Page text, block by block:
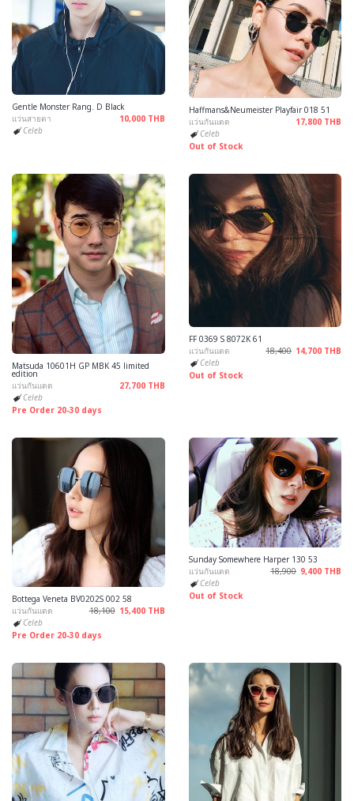
Gentle Monster Rang. D Black
แว่นสายตา
10,000 THB
Celeb
Haffmans&Neumeister Playfair 018 51
แว่นกันแดด
17,800 THB
Celeb
Out of Stock
Matsuda 10601H GP MBK 45 limited
edition
แว่นกันแดด
27,700 THB
Celeb
Pre Order 20-30 days
FF 0369 S 8072K 61
แว่นกันแดด
18,400 14,700 THB
Celeb
Out of Stock
Bottega Veneta BV0202S 002 58
แว่นกันแดด
18,100 15,400 THB
Celeb
Pre Order 20-30 days
Sunday Somewhere Harper 130 53
แว่นกันแดด
18,900 9,400 THB
Celeb
Out of Stock